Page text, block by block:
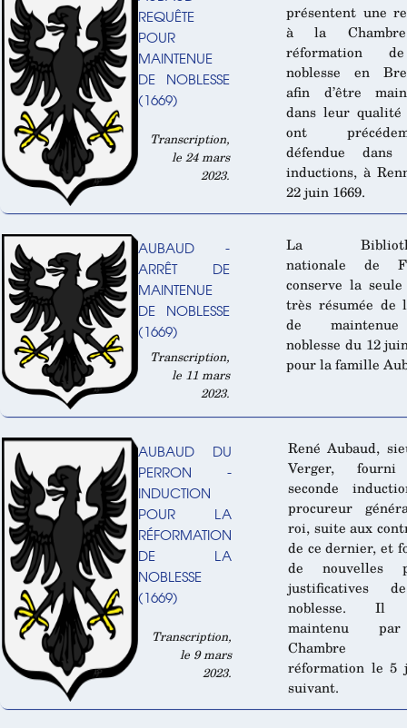
REQUÊTE
POUR
MAINTENUE
DE NOBLESSE
(1669)
Transcription,
le 24 mars
2023.
présentent une
à la
réformation
noblesse en
afin d’être
dans leur qualité
ont
défendue dans
inductions, à
22 juin 1669.
AUBAUD -
ARRÊT DE
MAINTENUE
DE NOBLESSE
(1669)
Transcription,
le 11 mars
2023.
La
nationale de
conserve la seule
très résumée de
de
noblesse du 12
pour la famille
AUBAUD DU
PERRON -
INDUCTION
POUR LA
RÉFORMATION
DE LA
NOBLESSE
(1669)
Transcription,
le 9 mars
2023.
René Aubaud,
Verger,
seconde
procureur
roi, suite aux
de ce dernier, et
de nouvelles
justificatives
noblesse. Il
maintenu
réformation le 5
suivant.